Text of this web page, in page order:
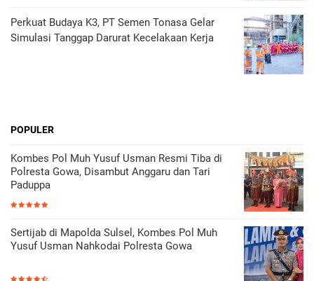
Perkuat Budaya K3, PT Semen Tonasa Gelar
Simulasi Tanggap Darurat Kecelakaan Kerja
POPULER
Kombes Pol Muh Yusuf Usman Resmi Tiba di
Polresta Gowa, Disambut Anggaru dan Tari
Paduppa
Sertijab di Mapolda Sulsel, Kombes Pol Muh
Yusuf Usman Nahkodai Polresta Gowa